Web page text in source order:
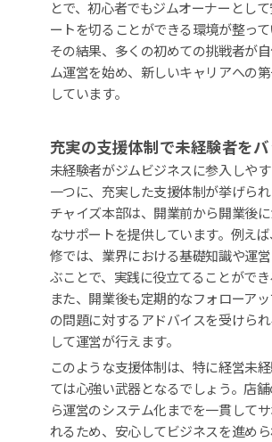
とで、初心者でもジムオーナーとし
ートを切ることができる環境が整って
その結果、多くの初めての挑戦者が
ム運営を始め、新しいキャリアへの
しています。
充実の支援体制で未経験者を
未経験者がジムビジネスに参入しや
一つに、充実した支援体制が挙げら
チャイズ本部は、開業前から開業後
なサポートを提供しています。例え
修では、業界における基礎知識や運
ぶことで、実践に役立てることができ
また、開業後も定期的なフォローア
の問題に対するアドバイスを受けら
して運営が行えます。
このような支援体制は、特に経営未
ては心強い武器となるでしょう。店
ら運営のシステム化までを一貫して
れるため、安心してビジネスを進め